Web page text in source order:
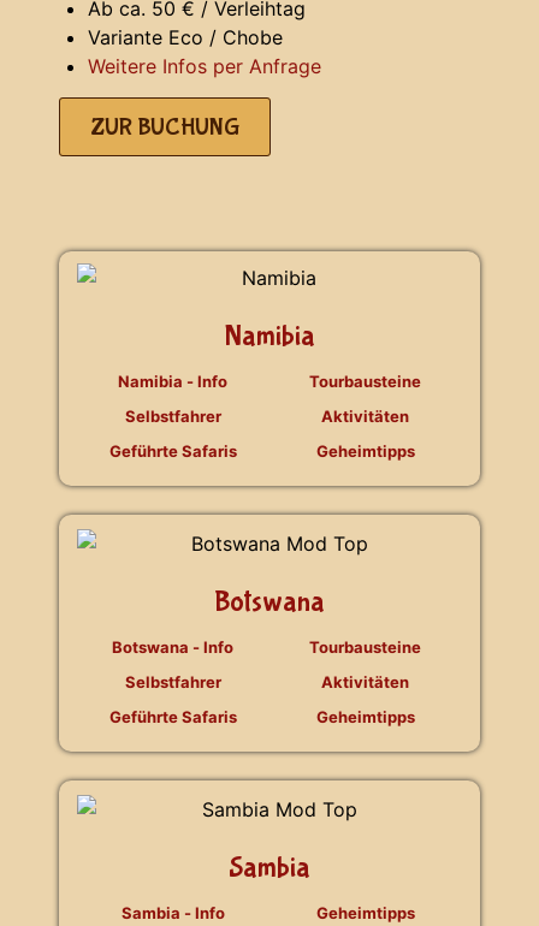
Ab ca. 50 € / Verleihtag
Variante Eco / Chobe
Weitere Infos per Anfrage
ZUR BUCHUNG
Namibia
Namibia - Info
Selbstfahrer
Geführte Safaris
Tourbausteine
Aktivitäten
Geheimtipps
Botswana
Botswana - Info
Selbstfahrer
Geführte Safaris
Tourbausteine
Aktivitäten
Geheimtipps
Sambia
Sambia - Info
Geheimtipps